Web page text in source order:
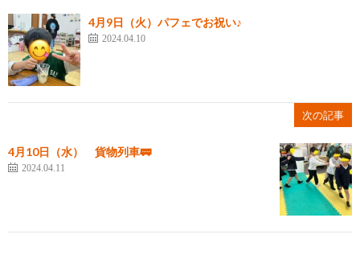
4月9日（火）パフェでお祝い♪
2024.04.10
次の記事
4月10日（水） 貨物列車🚃
2024.04.11